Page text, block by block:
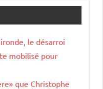
le désarroi
mobilisé pour
que Christophe